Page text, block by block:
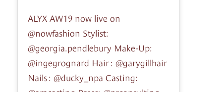
ALYX AW19 now live on
@nowfashion Stylist:
@georgia.pendlebury Make-Up:
@ingegrognard Hair : @garygillhair
Nails : @ducky_npa Casting: